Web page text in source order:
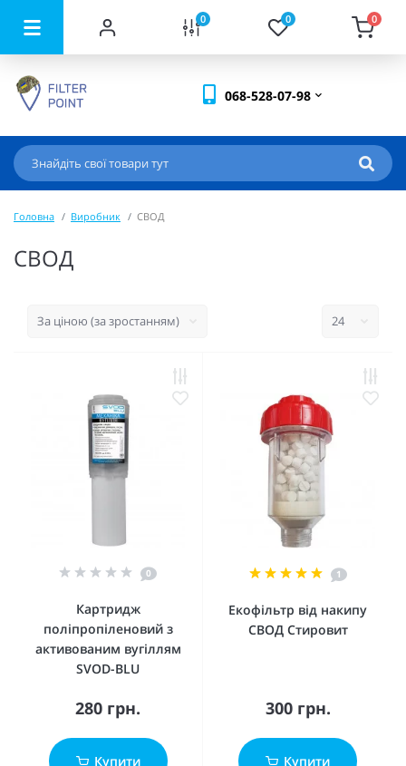
0 0 0
068-528-07-98
Головна Виробник СВОД
СВОД
0
Картридж
поліпропіленовий з
активованим вугіллям
SVOD-BLU
280 грн.
Купити
1
Екофільтр від накипу
СВОД Стировит
300 грн.
Купити